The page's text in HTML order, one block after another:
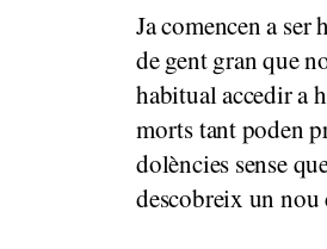
Ja comencen a ser
de gent gran que
habitual accedir a
morts tant poden
dolències sense
descobreix un